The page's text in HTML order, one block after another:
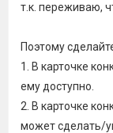
т.к. переживаю,
Поэтому
1. В карточке
ему доступно.
2. В карточке
может сделать/